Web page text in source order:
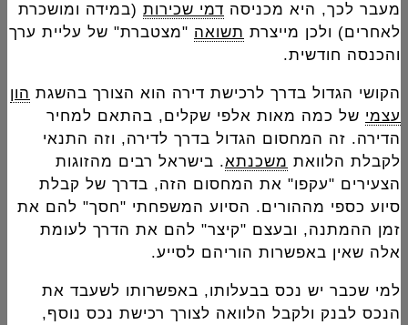
מעבר לכך, היא מכניסה דמי שכירות (במידה ומושכרת
לאחרים) ולכן מייצרת תשואה "מצטברת" של עליית ערך
והכנסה חודשית.
הקושי הגדול בדרך לרכישת דירה הוא הצורך בהשגת הון
עצמי של כמה מאות אלפי שקלים, בהתאם למחיר
הדירה. זה המחסום הגדול בדרך לדירה, וזה התנאי
לקבלת הלוואת משכנתא. בישראל רבים מהזוגות
הצעירים "עקפו" את המחסום הזה, בדרך של קבלת
סיוע כספי מההורים. הסיוע המשפחתי "חסך" להם את
זמן ההמתנה, ובעצם "קיצר" להם את הדרך לעומת
אלה שאין באפשרות הוריהם לסייע.
למי שכבר יש נכס בבעלותו, באפשרותו לשעבד את
הנכס לבנק ולקבל הלוואה לצורך רכישת נכס נוסף,